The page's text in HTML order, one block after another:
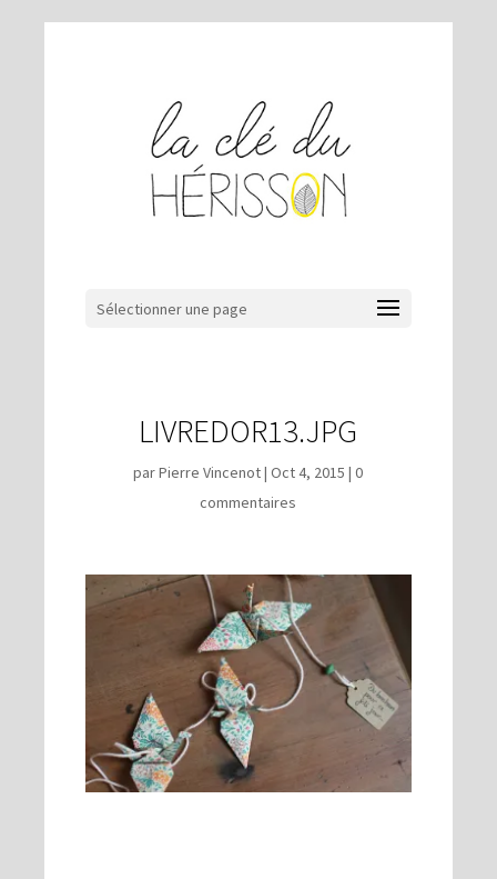
Sélectionner une page
LIVREDOR13.JPG
parPierre Vincenot|Oct 4, 2015 |0
commentaires